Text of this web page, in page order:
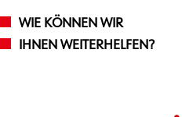
WIE KÖNNEN WIR
IHNEN WEITERHELFEN?